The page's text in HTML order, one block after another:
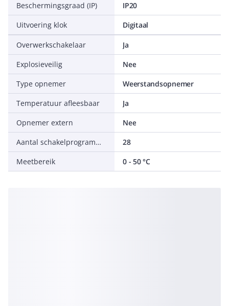
Beschermingsgraad (IP)
IP20
Uitvoering klok
Digitaal
Overwerkschakelaar
Ja
Explosieveilig
Nee
Type opnemer
Weerstandsopnemer
Temperatuur afleesbaar
Ja
Opnemer extern
Nee
Aantal schakelprogramma's
28
Meetbereik
0 - 50 °C